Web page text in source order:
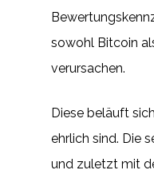
sowohl Bitcoin
verursachen.
Diese beläuft
ehrlich sind. Die
und zuletzt mit